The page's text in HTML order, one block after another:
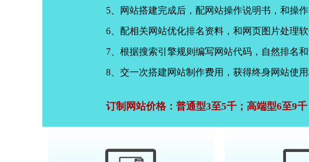
5、网站搭建完成后，配网站操作说明书，和操作
6、配相关网站优化排名资料，和网页图片处理
7、根据搜索引擎规则编写网站代码，自然排名
8、交一次搭建网站制作费用，获得终身网站使用
订制网站价格：普通型3至5千；高端型6至9